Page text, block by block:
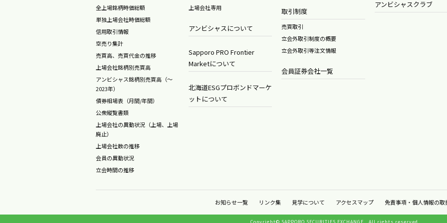
全上場銘柄時価総額
単独上場会社時価総額
信用取引情報
空売り集計
売買高、売買代金の推移
上場会社銘柄別売買高
アンビシャス銘柄別売買高（～
2023年）
債券相場表（月間/年間）
公衆縦覧書類
上場会社の異動状況（上場、上場
廃止）
上場会社数の推移
会員の異動状況
立会時間の推移
上場会社専用
アンビシャスについて
Sapporo PRO Frontier
Marketについて
北海道ESGプロボンドマーケ
ットについて
取引制度
売買取引
立会外取引制度の概要
立会外取引等注文情報
会員証券会社一覧
アンビシャスクラブ
お知らせ一覧 リンク集 見学について アクセスマップ 免責事項・個人情報の取